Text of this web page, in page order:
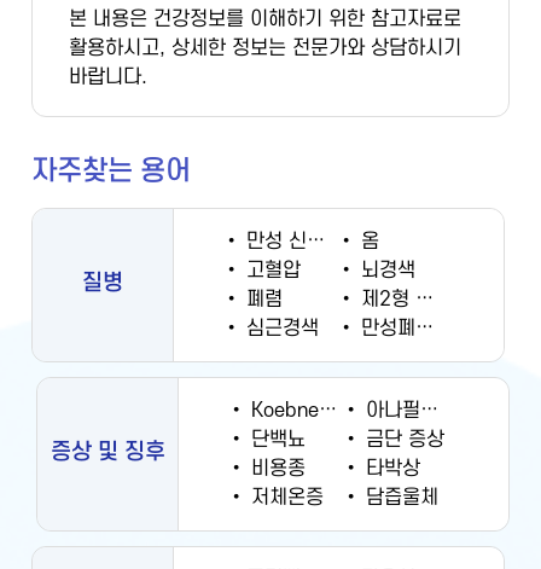
본 내용은 건강정보를 이해하기 위한 참고자료로
활용하시고, 상세한 정보는 전문가와 상담하시기
바랍니다.
자주찾는 용어
질병
• 만성 신부전증 •
옴
•
고혈압 •
뇌경색
•
폐렴 •
제2형 당뇨병
•
심근경색 • 만성폐쇄성폐질환
증상 및 징후
• Koebner 현상 •
아나필락시스
•
단백뇨 •
금단 증상
•
비용종 •
타박상
•
저체온증 • 담즙울체